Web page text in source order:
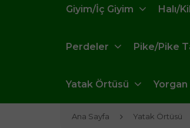
Giyim/İç Giyim Halı/
Perdeler Pike/Pike
Yatak Örtüsü Yorgan
Ana Sayfa Yatak Örtüsü